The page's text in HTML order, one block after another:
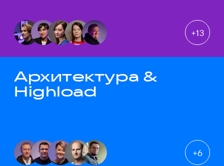
+13
Архитектура &
Highload
+6